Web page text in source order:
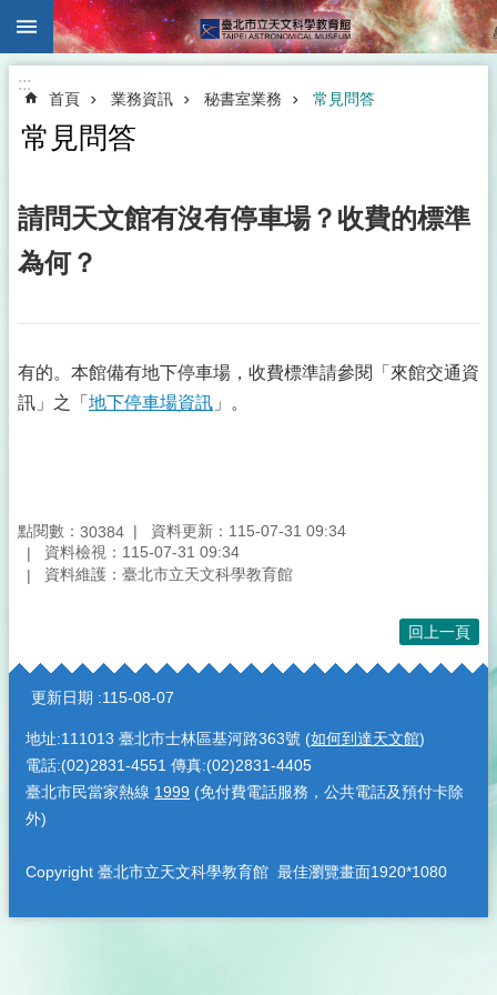
跳到主要內容區塊
:::
首頁 業務資訊 秘書室業務 常見問答
常見問答
請問天文館有沒有停車場？收費的標準
為何？
有的。本館備有地下停車場，收費標準請參閱「來館交通資
訊」之「 地下停車場資訊 」。
點閱數： 30384
資料更新：115-07-31 09:34
資料檢視：115-07-31 09:34
資料維護：臺北市立天文科學教育館
回上一頁
:::
更新日期 115-08-07
地址:111013 臺北市士林區基河路363號 (如何到達天文館)
電話:(02)2831-4551 傳真:(02)2831-4405
臺北市民當家熱線 1999 (免付費電話服務，公共電話及預付卡除
外)
Copyright 臺北市立天文科學教育館 最佳瀏覽畫面1920*1080